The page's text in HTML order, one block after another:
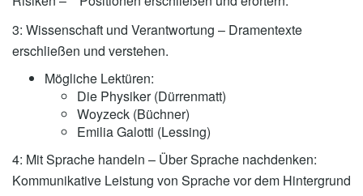
3: Wissenschaft und Verantwortung – Dramentexte
erschließen und verstehen.
Mögliche Lektüren:
Die Physiker (Dürrenmatt)
Woyzeck (Büchner)
Emilia Galotti (Lessing)
4: Mit Sprache handeln – Über Sprache nachdenken:
Kommunikative Leistung von Sprache vor dem Hin­tergrund